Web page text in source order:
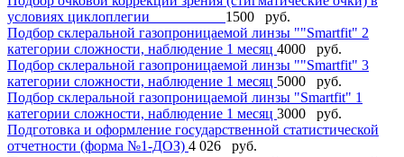
условиях циклоплегии 1500 руб.
Подбор склеральной газопроницаемой линзы ""Smartfit" 2
категории сложности, наблюдение 1 месяц 4000 руб.
Подбор склеральной газопроницаемой линзы ""Smartfit" 3
категории сложности, наблюдение 1 месяц 5000 руб.
Подбор склеральной газопроницаемой линзы "Smartfit" 1
категории сложности, наблюдение 1 месяц 3000 руб.
Подготовка и оформление государственной статистической
отчетности (форма №1-ДОЗ) 4 026 руб.